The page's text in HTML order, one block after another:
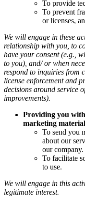
To provide
To prevent
or licenses,
We will engage in these
relationship with you, to
have your consent (e.g.,
to you), and/ or when
respond to inquiries from
license enforcement and
decisions around service
improvements).
Providing you
marketing
To send you
about our
our company.
To facilitate
to use.
We will engage in this
legitimate interest.